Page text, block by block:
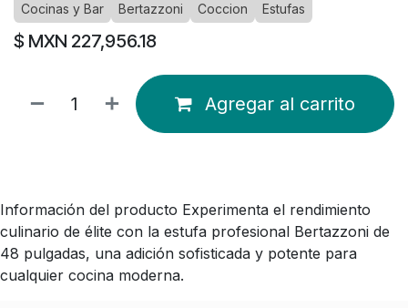
Cocinas y Bar Bertazzoni Coccion Estufas
$ MXN 227,956.18
Agregar al carrito
Información del producto Experimenta el rendimiento
culinario de élite con la estufa profesional Bertazzoni de
48 pulgadas, una adición sofisticada y potente para
cualquier cocina moderna.